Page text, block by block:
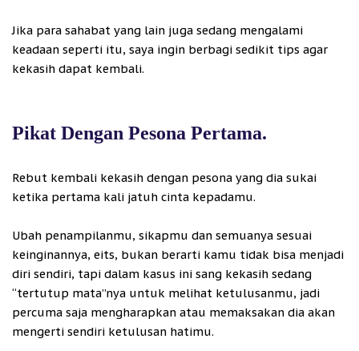
Jika para sahabat yang lain juga sedang mengalami
keadaan seperti itu, saya ingin berbagi sedikit tips agar
kekasih dapat kembali.
Pikat Dengan Pesona Pertama.
Rebut kembali kekasih dengan pesona yang dia sukai
ketika pertama kali jatuh cinta kepadamu.
Ubah penampilanmu, sikapmu dan semuanya sesuai
keinginannya, eits, bukan berarti kamu tidak bisa menjadi
diri sendiri, tapi dalam kasus ini sang kekasih sedang
“tertutup mata”nya untuk melihat ketulusanmu, jadi
percuma saja mengharapkan atau memaksakan dia akan
mengerti sendiri ketulusan hatimu.